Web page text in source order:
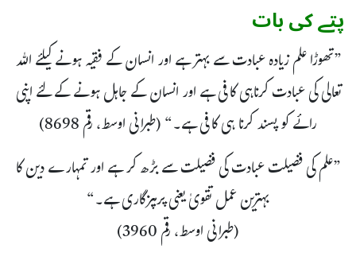
پتے کی بات
”تھوڑا علم زیادہ عبادت سے بہتر ہے اور انسان کے فقیہ ہونے کیلئے اللہ
تعالی کی عبادت کرناہی کافی ہے اور انسان کے جاہل ہونے کے لئے اپنی
رائے کو پسند کرنا ہی کافی ہے۔“ (طبرانی اوسط، رقم 8698)
”علم کی فضیلت عبادت کی فضیلت سے بڑھ کر ہے اور تمہارے دین کا
بہترین عمل تقویٰ یعنی پرہیزگاری ہے۔“
(طبرانی اوسط، رقم 3960)